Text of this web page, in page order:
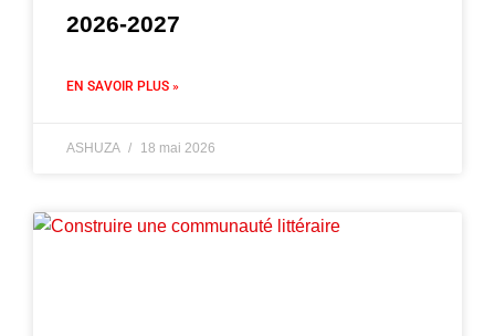
2026-2027
EN SAVOIR PLUS »
ASHUZA 18 mai 2026